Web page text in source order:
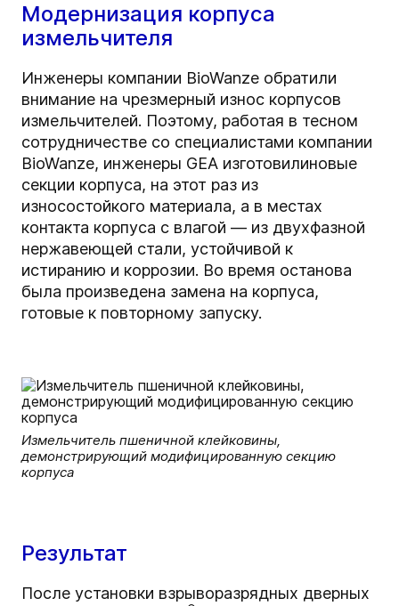
Модернизация корпуса
измельчителя
Инженеры компании BioWanze обратили
внимание на чрезмерный износ корпусов
измельчителей. Поэтому, работая в тесном
сотрудничестве со специалистами компании
BioWanze, инженеры GEA изготовилиновые
секции корпуса, на этот раз из
износостойкого материала, а в местах
контакта корпуса с влагой — из двухфазной
нержавеющей стали, устойчивой к
истиранию и коррозии. Во время останова
была произведена замена на корпуса,
готовые к повторному запуску.
Измельчитель пшеничной клейковины,
демонстрирующий модифицированную секцию
корпуса
Результат
После установки взрыворазрядных дверных